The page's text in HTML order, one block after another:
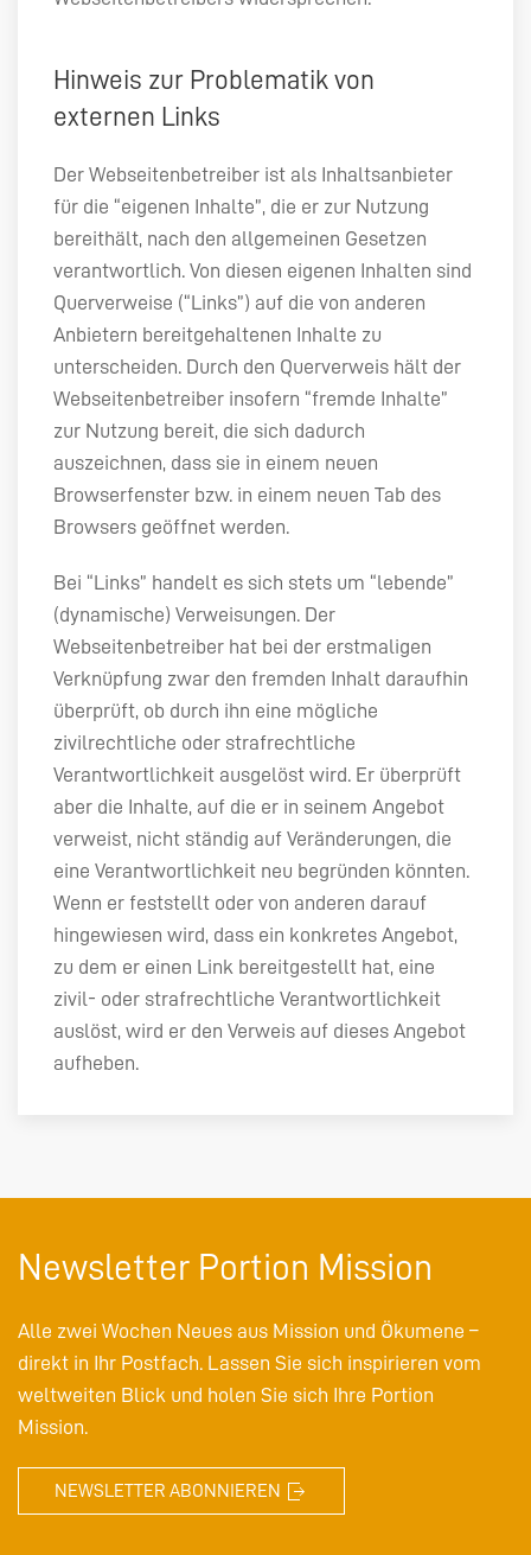
Hinweis zur Problematik von
externen Links
Der Webseitenbetreiber ist als Inhaltsanbieter
für die “eigenen Inhalte”, die er zur Nutzung
bereithält, nach den allgemeinen Gesetzen
verantwortlich. Von diesen eigenen Inhalten sind
Querverweise (“Links”) auf die von anderen
Anbietern bereitgehaltenen Inhalte zu
unterscheiden. Durch den Querverweis hält der
Webseitenbetreiber insofern “fremde Inhalte”
zur Nutzung bereit, die sich dadurch
auszeichnen, dass sie in einem neuen
Browserfenster bzw. in einem neuen Tab des
Browsers geöffnet werden.
Bei “Links” handelt es sich stets um “lebende”
(dynamische) Verweisungen. Der
Webseitenbetreiber hat bei der erstmaligen
Verknüpfung zwar den fremden Inhalt daraufhin
überprüft, ob durch ihn eine mögliche
zivilrechtliche oder strafrechtliche
Verantwortlichkeit ausgelöst wird. Er überprüft
aber die Inhalte, auf die er in seinem Angebot
verweist, nicht ständig auf Veränderungen, die
eine Verantwortlichkeit neu begründen könnten.
Wenn er feststellt oder von anderen darauf
hingewiesen wird, dass ein konkretes Angebot,
zu dem er einen Link bereitgestellt hat, eine
zivil- oder strafrechtliche Verantwortlichkeit
auslöst, wird er den Verweis auf dieses Angebot
aufheben.
Newsletter Portion Mission
Alle zwei Wochen Neues aus Mission und Ökumene –
direkt in Ihr Postfach. Lassen Sie sich inspirieren vom
weltweiten Blick und holen Sie sich Ihre Portion
Mission.
NEWSLETTER ABONNIEREN